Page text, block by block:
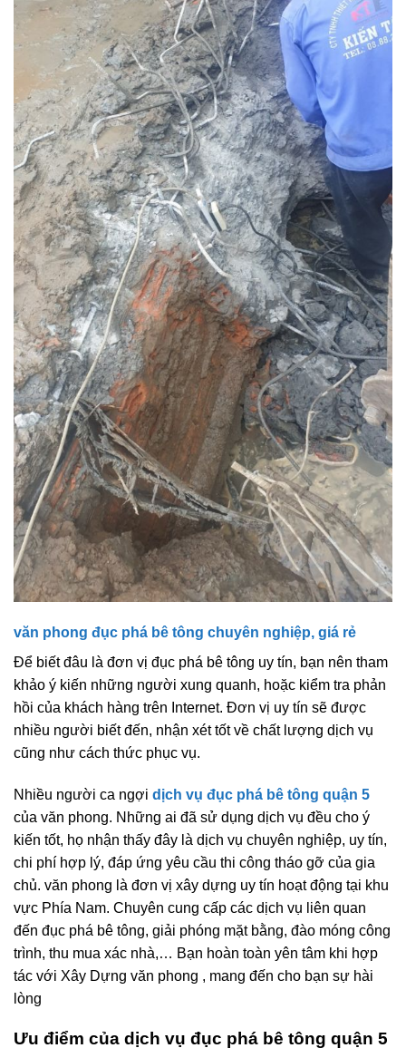
văn phong đục phá bê tông chuyên nghiệp, giá rẻ
Để biết đâu là đơn vị đục phá bê tông uy tín, bạn nên tham
khảo ý kiến những người xung quanh, hoặc kiểm tra phản
hồi của khách hàng trên Internet. Đơn vị uy tín sẽ được
nhiều người biết đến, nhận xét tốt về chất lượng dịch vụ
cũng như cách thức phục vụ.
Nhiều người ca ngợi dịch vụ đục phá bê tông quận 5
của văn phong. Những ai đã sử dụng dịch vụ đều cho ý
kiến tốt, họ nhận thấy đây là dịch vụ chuyên nghiệp, uy tín,
chi phí hợp lý, đáp ứng yêu cầu thi công tháo gỡ của gia
chủ. văn phong là đơn vị xây dựng uy tín hoạt động tại khu
vực Phía Nam. Chuyên cung cấp các dịch vụ liên quan
đến đục phá bê tông, giải phóng mặt bằng, đào móng công
trình, thu mua xác nhà,… Bạn hoàn toàn yên tâm khi hợp
tác với Xây Dựng văn phong , mang đến cho bạn sự hài
lòng
Ưu điểm của dịch vụ đục phá bê tông quận 5